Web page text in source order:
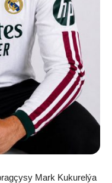
Mark Kukurelýa